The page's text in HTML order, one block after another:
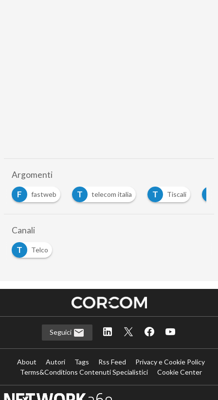
Argomenti
F
fastweb T telecom italia T Tiscali
Canali
T
Telco
Seguici
About Autori Tags Rss Feed
Privacy e Cookie Policy
Terms&Conditions Contenuti Specialistici
Cookie Center